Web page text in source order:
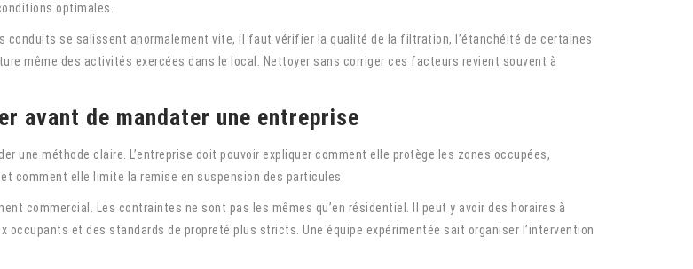
optimales.
conduits se salissent anormalement vite, il faut vérifier la qualité de la filtration, l’étanchéité de certaines
même des activités exercées dans le local. Nettoyer sans corriger ces facteurs revient souvent à
avant de mandater une entreprise
une méthode claire. L’entreprise doit pouvoir expliquer comment elle protège les zones occupées,
comment elle limite la remise en suspension des particules.
commercial. Les contraintes ne sont pas les mêmes qu’en résidentiel. Il peut y avoir des horaires à
et des standards de propreté plus stricts. Une équipe expérimentée sait organiser l’intervention